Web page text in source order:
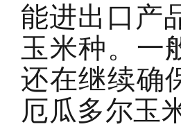
能进出口产
玉米种。一
还在继续确
厄瓜多尔玉